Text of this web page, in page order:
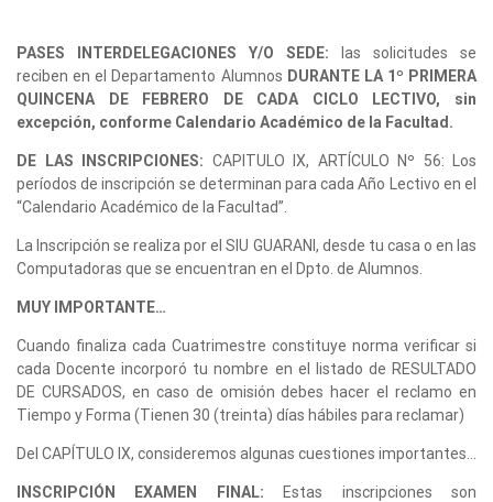
PASES INTERDELEGACIONES Y/O SEDE:
las solicitudes se
reciben en el Departamento Alumnos DURANTE LA 1º PRIMERA
QUINCENA DE FEBRERO DE CADA CICLO LECTIVO, sin
excepción, conforme Calendario Académico de la Facultad.
DE LAS INSCRIPCIONES: CAPITULO IX, ARTÍCULO Nº 56: Los
períodos de inscripción se determinan para cada Año Lectivo en el
“Calendario Académico de la Facultad”.
La Inscripción se realiza por el SIU GUARANI, desde tu casa o en las
Computadoras que se encuentran en el Dpto. de Alumnos.
MUY IMPORTANTE…
Cuando finaliza cada Cuatrimestre constituye norma verificar si
cada Docente incorporó tu nombre en el listado de RESULTADO
DE CURSADOS, en caso de omisión debes hacer el reclamo en
Tiempo y Forma (Tienen 30 (treinta) días hábiles para reclamar)
Del CAPÍTULO IX, consideremos algunas cuestiones importantes…
INSCRIPCIÓN EXAMEN FINAL:
Estas inscripciones son